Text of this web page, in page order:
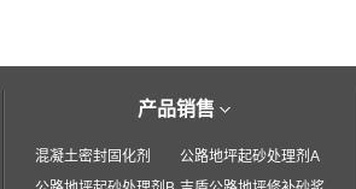
产品销售
混凝土密封固化剂
公路地坪起砂处理剂A